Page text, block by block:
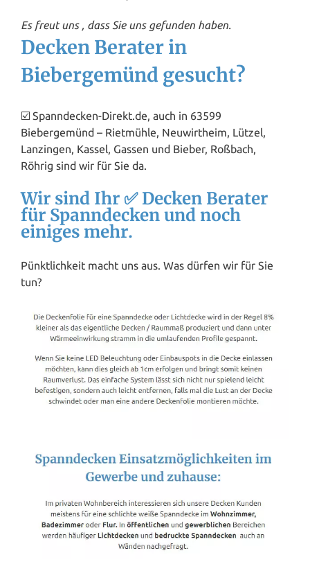
Es freut uns , dass Sie uns gefunden haben.
Decken Berater in
Biebergemünd gesucht?
☑️ Spanndecken-Direkt.de, auch in 63599
Biebergemünd – Rietmühle, Neuwirtheim, Lützel,
Lanzingen, Kassel , Gassen und Bieber, Roßbach,
Röhrig sind wir für Sie da.
Wir sind Ihr ✅ Decken Berater
für Spanndecken und noch
einiges mehr.
Pünktlichkeit macht uns aus. Was dürfen wir für Sie
tun?